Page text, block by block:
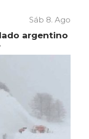
Sáb 8. Ago
argentino